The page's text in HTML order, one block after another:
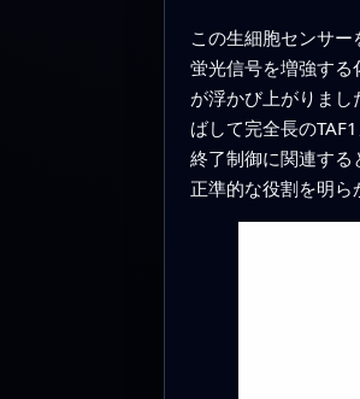
この生細胞センサ
蛍光信号を増強する
が浮かび上がりま
ばして完全長の
終了制御に関連す
正準的な役割を明ら